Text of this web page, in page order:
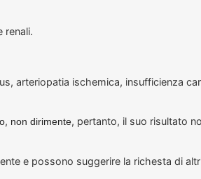
renali.
arteriopatia ischemica, insufficienza
, non dirimente, pertanto, il suo risultato
e possono suggerire la richesta di